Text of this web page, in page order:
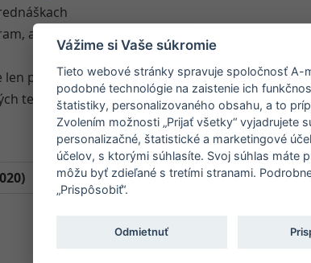
abstrakty, kongresová taška
prihláseným účastníkom
termínov
Obed (7. 9. 2020)
Vážime si Vaše súkromie
Tieto webové stránky spravuje spoločnosť A-
podobné technológie na zaistenie ich
štatistiky, personalizovaného obsahu, a to
Zvolením možnosti „Prijať všetky“ vyjadrujete
personalizačné, štatistické a marketingové
účelov, s ktorými súhlasíte. Svoj súhlas máte
môžu byť zdieľané s tretími stranami.
„Prispôsobiť“.
Odmietnuť